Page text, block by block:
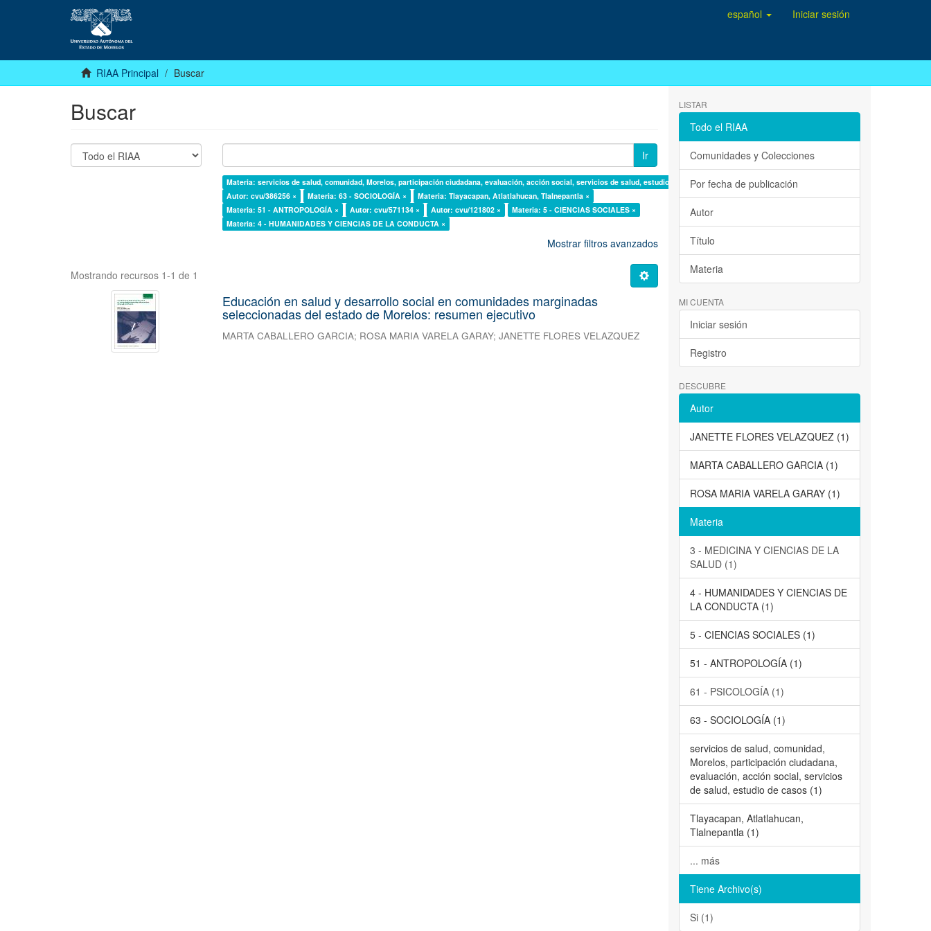
español Iniciar sesión
RIAA Principal Buscar
Buscar
Ir
Materia: servicios de salud, comunidad, Morelos, participación ciudadana, evaluación, acción social, servicios de salud, estudio de casos ×
Autor: cvu/386256 ×
Materia: 63 - SOCIOLOGÍA ×
Materia: Tlayacapan, Atlatlahucan, Tlalnepantla ×
Materia: 51 - ANTROPOLOGÍA ×
Autor: cvu/571134 × Autor: cvu/121802 ×
Materia: 5 - CIENCIAS SOCIALES ×
Materia: 4 - HUMANIDADES Y CIENCIAS DE LA CONDUCTA ×
Mostrar filtros avanzados
Mostrando recursos 1-1 de 1
Educación en salud y desarrollo social en comunidades marginadas
seleccionadas del estado de Morelos: resumen ejecutivo
MARTA CABALLERO GARCIA; ROSA MARIA VARELA GARAY;JANETTE FLORES VELAZQUEZ
LISTAR
Todo el RIAA
Comunidades y Colecciones
Por fecha de publicación
Autor
Título
Materia
MI CUENTA
Iniciar sesión
Registro
DESCUBRE
Autor
JANETTE FLORES VELAZQUEZ (1)
MARTA CABALLERO GARCIA (1)
ROSA MARIA VARELA GARAY (1)
Materia
3 - MEDICINA Y CIENCIAS DE LA
SALUD (1)
4 - HUMANIDADES Y CIENCIAS DE
LA CONDUCTA (1)
5 - CIENCIAS SOCIALES (1)
51 - ANTROPOLOGÍA (1)
61 - PSICOLOGÍA (1)
63 - SOCIOLOGÍA (1)
servicios de salud, comunidad,
Morelos, participación ciudadana,
evaluación, acción social, servicios
de salud, estudio de casos (1)
Tlayacapan, Atlatlahucan,
Tlalnepantla (1)
... más
Tiene Archivo(s)
Si (1)